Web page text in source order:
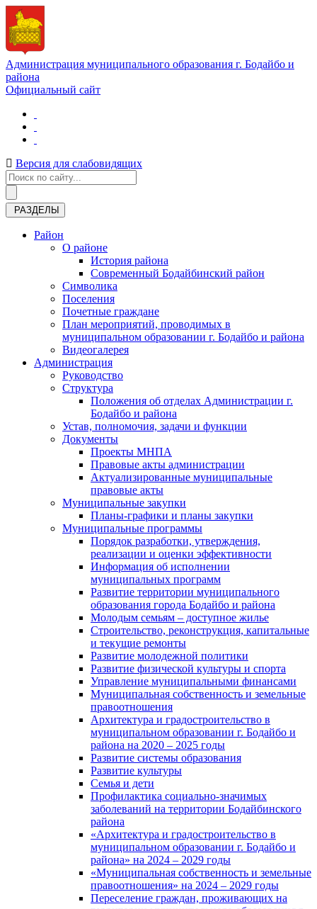
Администрация муниципального образования г. Бодайбо и
района
Официальный сайт
Версия для слабовидящих
РАЗДЕЛЫ
Район
О районе
История района
Современный Бодайбинский район
Символика
Поселения
Почетные граждане
План мероприятий, проводимых в
муниципальном образовании г. Бодайбо и района
Видеогалерея
Администрация
Руководство
Структура
Положения об отделах Администрации г.
Бодайбо и района
Устав, полномочия, задачи и функции
Документы
Проекты МНПА
Правовые акты администрации
Актуализированные муниципальные
правовые акты
Муниципальные закупки
Планы-графики и планы закупки
Муниципальные программы
Порядок разработки, утверждения,
реализации и оценки эффективности
Информация об исполнении
муниципальных программ
Развитие территории муниципального
образования города Бодайбо и района
Молодым семьям – доступное жилье
Строительство, реконструкция, капитальные
и текущие ремонты
Развитие молодежной политики
Развитие физической культуры и спорта
Управление муниципальными финансами
Муниципальная собственность и земельные
правоотношения
Архитектура и градостроительство в
муниципальном образовании г. Бодайбо и
района на 2020 – 2025 годы
Развитие системы образования
Развитие культуры
Семья и дети
Профилактика социально-значимых
заболеваний на территории Бодайбинского
района
«Архитектура и градостроительство в
муниципальном образовании г. Бодайбо и
района» на 2024 – 2029 годы
«Муниципальная собственность и земельные
правоотношения» на 2024 – 2029 годы
Переселение граждан, проживающих на